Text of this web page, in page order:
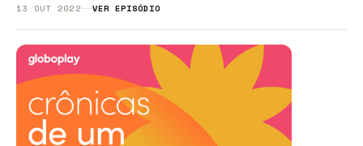
13 OUT 2022 VER EPISÓDIO